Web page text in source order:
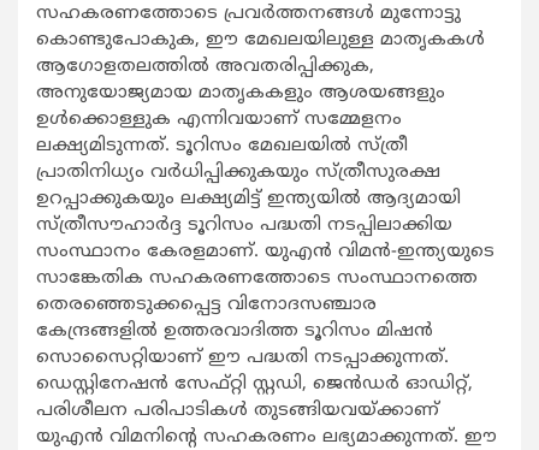
സഹകരണത്തോടെ പ്രവര്‍ത്തനങ്ങള്‍ മുന്നോട്ടു
കൊണ്ടുപോകുക, ഈ മേഖലയിലുള്ള മാതൃകകള്‍
ആഗോളതലത്തില്‍ അവതരിപ്പിക്കുക,
അനുയോജ്യമായ മാതൃകകളും ആശയങ്ങളും
ഉള്‍ക്കൊള്ളുക എന്നിവയാണ് സമ്മേളനം
ലക്ഷ്യമിടുന്നത്. ടൂറിസം മേഖലയില്‍ സ്ത്രീ
പ്രാതിനിധ്യം വര്‍ധിപ്പിക്കുകയും സ്ത്രീസുരക്ഷ
ഉറപ്പാക്കുകയും ലക്ഷ്യമിട്ട് ഇന്ത്യയില്‍ ആദ്യമായി
സ്ത്രീസൗഹാര്‍ദ്ദ ടൂറിസം പദ്ധതി നടപ്പിലാക്കിയ
സംസ്ഥാനം കേരളമാണ്. യുഎന്‍ വിമന്‍-ഇന്ത്യയുടെ
സാങ്കേതിക സഹകരണത്തോടെ സംസ്ഥാനത്തെ
തെരഞ്ഞെടുക്കപ്പെട്ട വിനോദസഞ്ചാര
കേന്ദ്രങ്ങളില്‍ ഉത്തരവാദിത്ത ടൂറിസം മിഷന്‍
സൊസൈറ്റിയാണ് ഈ പദ്ധതി നടപ്പാക്കുന്നത്.
ഡെസ്റ്റിനേഷന്‍ സേഫ്റ്റി സ്റ്റഡി, ജെന്‍ഡര്‍ ഓഡിറ്റ്,
പരിശീലന പരിപാടികള്‍ തുടങ്ങിയവയ്ക്കാണ്
യുഎന്‍ വിമനിന്‍റെ സഹകരണം ലഭ്യമാക്കുന്നത്. ഈ